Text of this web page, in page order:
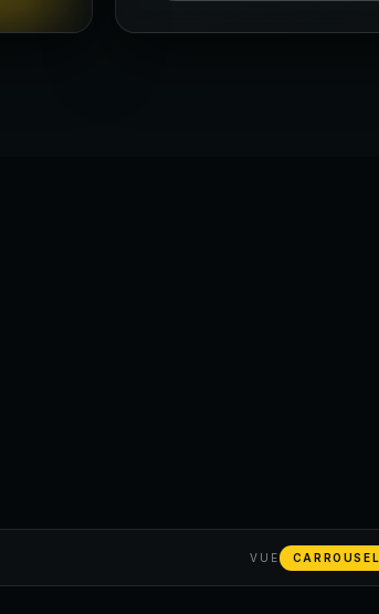
VUE CARROUSEL